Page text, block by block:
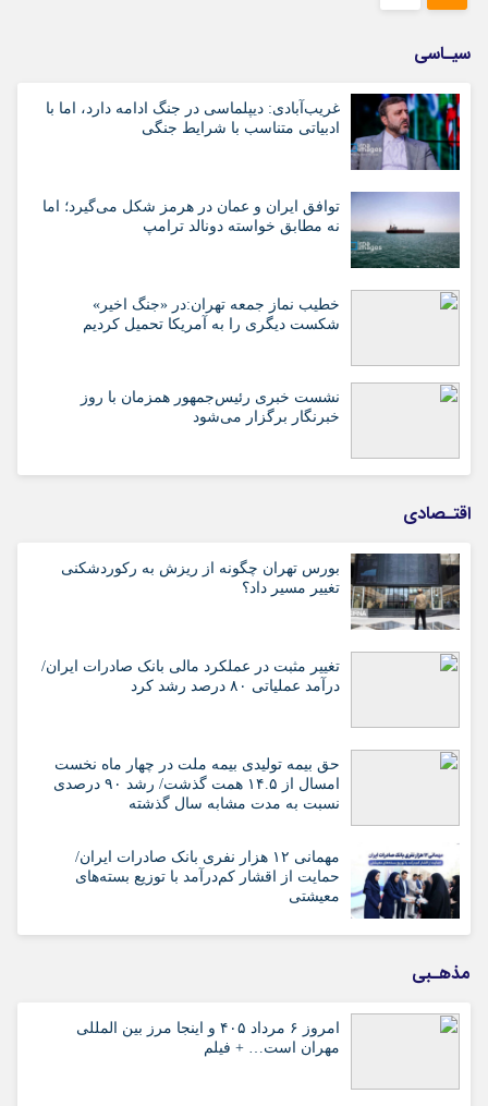
سیـاسی
غریب‌آبادی: دیپلماسی در جنگ ادامه دارد، اما با
ادبیاتی متناسب با شرایط جنگی
توافق ایران و عمان در هرمز شکل می‌گیرد؛ اما
نه مطابق خواسته دونالد ترامپ
خطیب نماز جمعه تهران:در «جنگ اخیر»
شکست دیگری را به آمریکا تحمیل کردیم
نشست خبری رئیس‌جمهور همزمان با روز
خبرنگار برگزار می‌شود
اقتـصادی
بورس تهران چگونه از ریزش به رکوردشکنی
تغییر مسیر داد؟
تغییر مثبت در عملکرد مالی بانک صادرات ایران/
درآمد عملیاتی ۸۰ درصد رشد کرد
حق بیمه تولیدی بیمه ملت در چهار ماه نخست
امسال از ۱۴.۵ همت گذشت/ رشد ۹۰ درصدی
نسبت به مدت مشابه سال گذشته
مهمانی ۱۲ هزار نفری بانک صادرات ایران/
حمایت از اقشار کم‌درآمد با توزیع بسته‌های
معیشتی
مذهـبی
امروز ۶ مرداد ۴۰۵ و اینجا مرز بین المللی
مهران است… + فیلم